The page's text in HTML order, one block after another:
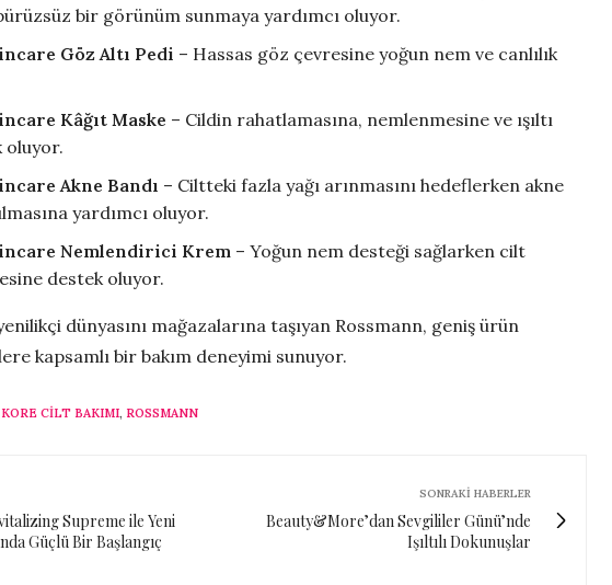
bir görünüm sunmaya yardımcı oluyor.
Göz Altı Pedi – Hassas göz çevresine yoğun nem ve canlılık
Kâğıt Maske – Cildin rahatlamasına, nemlenmesine ve ışıltı
oluyor.
Akne Bandı – Ciltteki fazla yağı arınmasını hedeflerken akne
yardımcı oluyor.
Nemlendirici Krem – Yoğun nem desteği sağlarken cilt
destek oluyor.
dünyasını mağazalarına taşıyan Rossmann, geniş ürün
kapsamlı bir bakım deneyimi sunuyor.
KORE CILT BAKIMI, ROSSMANN
Supreme ile Yeni
Güçlü Bir Başlangıç
SONRAKI HABERLER
Beauty&More’dan Sevgililer Günü’nde
Işıltılı Dokunuşlar